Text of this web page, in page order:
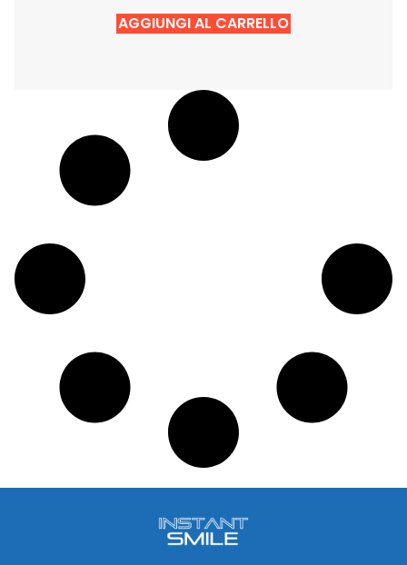
AGGIUNGI AL CARRELLO